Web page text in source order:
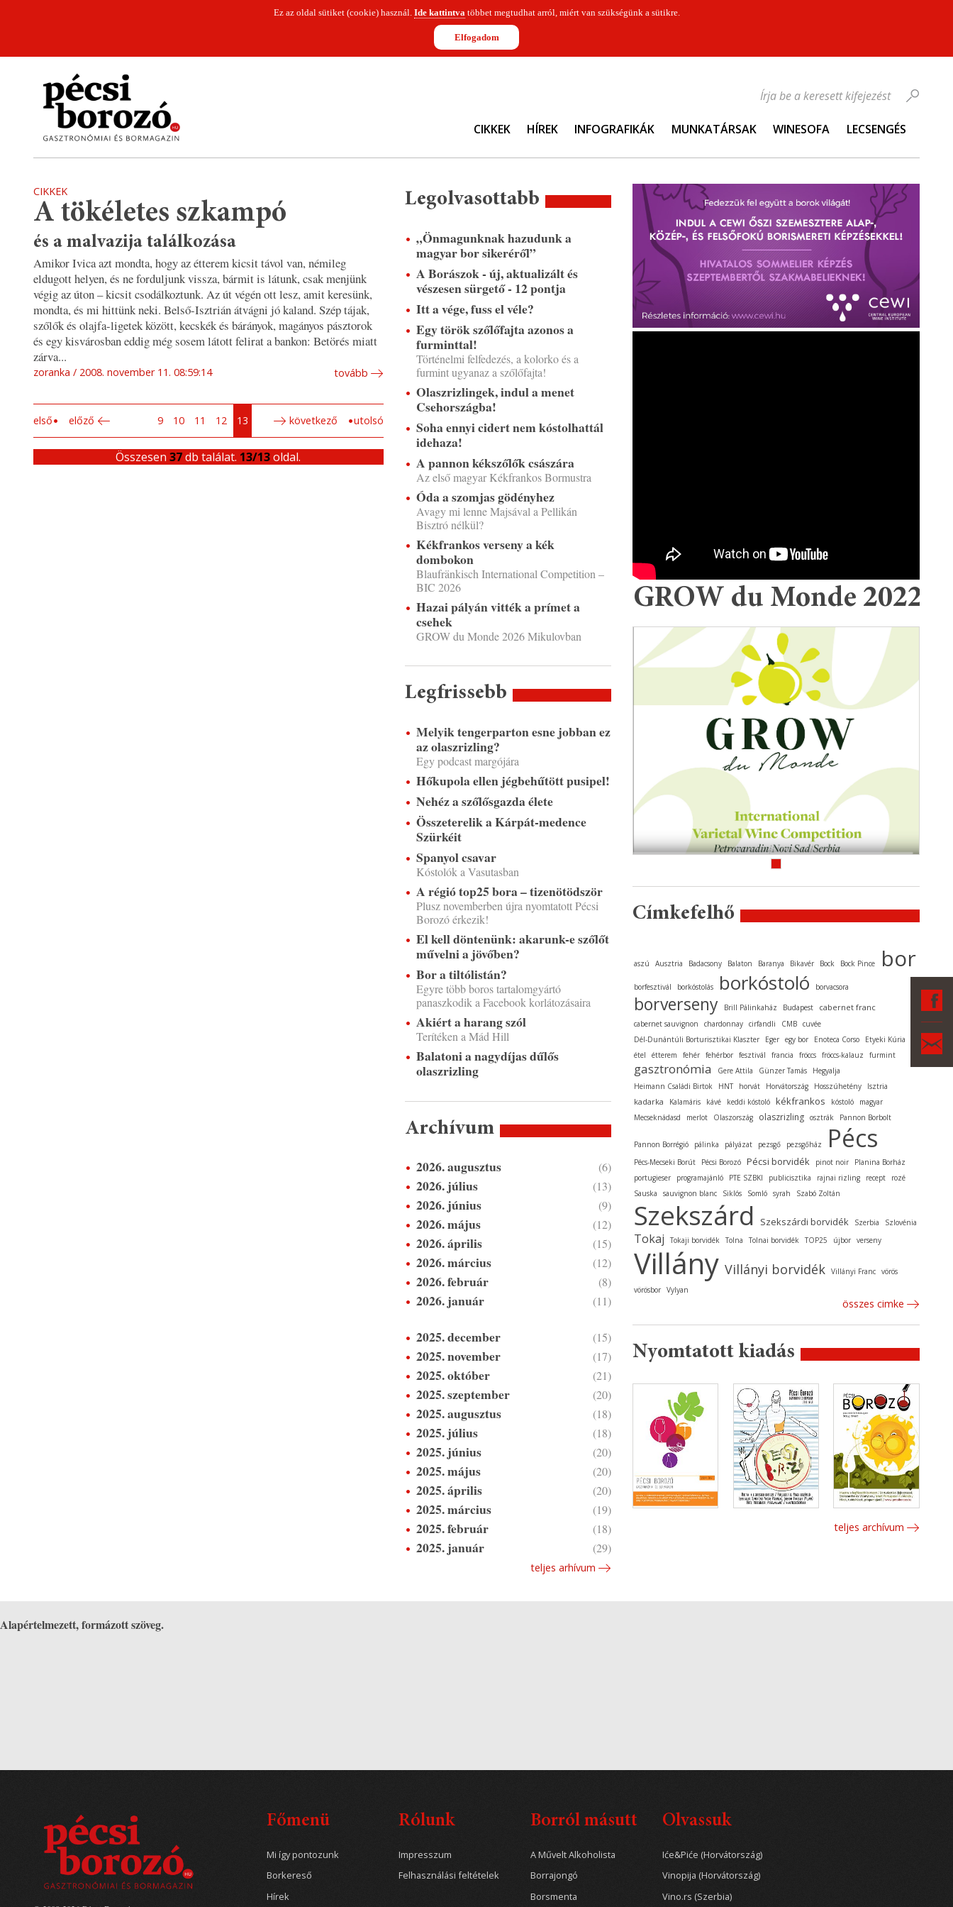
Ez az oldal sütiket (cookie) használ. Ide kattintvatöbbet megtudhat arról, miért van szükségünk a sütikre.
Elfogadom
CIKKEK HÍREK INFOGRAFIKÁK MUNKATÁRSAK WINESOFA LECSENGÉS
Írja be a keresett kifejezést
CIKKEK
A tökéletes szkampó
és a malvazija találkozása
Amikor Ivica azt mondta, hogy az étterem kicsit távol van, némileg
eldugott helyen, és ne forduljunk vissza, bármit is látunk, csak menjünk
végig az úton – kicsit csodálkoztunk. Az út végén ott lesz, amit keresünk,
mondta, és mi hittünk neki. Belső-Isztrián átvágni jó kaland. Szép tájak,
szőlők és olajfa-ligetek között, kecskék és bárányok, magányos pásztorok
és egy kisvárosban eddig még sosem látott felirat a bankon: Betörés miatt
zárva...
zoranka 2008. november 11. 08:59:14 tovább
első előző 9 10 11 12 13 következő utolsó
Összesen37db találat. 13/13oldal.
Legolvasottabb
„Önmagunknak hazudunk a
magyar bor sikeréről”
A Borászok - új, aktualizált és
vészesen sürgető - 12 pontja
Itt a vége, fuss el véle?
Egy török szőlőfajta azonos a
furminttal!
Történelmi felfedezés, a kolorko és a
furmint ugyanaz a szőlőfajta!
Olaszrizlingek, indul a menet
Csehországba!
Soha ennyi cidert nem kóstolhattál
idehaza!
A pannon kékszőlők császára
Az első magyar Kékfrankos Bormustra
Óda a szomjas gödényhez
Avagy mi lenne Majsával a Pellikán
Bisztró nélkül?
Kékfrankos verseny a kék
dombokon
Blaufränkisch International Competition –
BIC 2026
Hazai pályán vitték a prímet a
csehek
GROW du Monde 2026 Mikulovban
Legfrissebb
Melyik tengerparton esne jobban ez
az olaszrizling?
Egy podcast margójára
Hőkupola ellen jégbehűtött pusipel!
Nehéz a szőlősgazda élete
Összeterelik a Kárpát-medence
Szürkéit
Spanyol csavar
Kóstolók a Vasutasban
A régió top25 bora – tizenötödször
Plusz novemberben újra nyomtatott Pécsi
Borozó érkezik!
El kell döntenünk: akarunk-e szőlőt
művelni a jövőben?
Bor a tiltólistán?
Egyre több boros tartalomgyártó
panaszkodik a Facebook korlátozásaira
Akiért a harang szól
Terítéken a Mád Hill
Balatoni a nagydíjas dűlős
olaszrizling
Archívum
2026. augusztus (6)
2026. július (13)
2026. június (9)
2026. május (12)
2026. április (15)
2026. március (12)
2026. február (8)
2026. január (11)
2025. december (15)
2025. november (17)
2025. október (21)
2025. szeptember (20)
2025. augusztus (18)
2025. július (18)
2025. június (20)
2025. május (20)
2025. április (20)
2025. március (19)
2025. február (18)
2025. január (29)
teljes arhívum
GROW du Monde 2022
Címkefelhő
aszú Ausztria Badacsony Balaton Baranya Bikavér Bock Bock Pince bor
borfesztivál borkóstolás borkóstoló borvacsora
borverseny Brill Pálinkaház Budapest cabernet franc
cabernet sauvignon chardonnay cirfandli CMB cuvée
Dél-Dunántúli Borturisztikai Klaszter
Eger egy bor Enoteca Corso
Etyeki Kúria
étel
étterem fehér fehérbor fesztivál francia fröccs fröccs-kalauz furmint
gasztronómia Gere Attila Günzer Tamás
Hegyalja
Heimann Családi Birtok
HNT horvát Horvátország Hosszúhetény Isztria
kadarka Kalamáris kávé keddi kóstoló kékfrankos kóstoló
magyar
Mecseknádasd
merlot Olaszország olaszrizling osztrák Pannon Borbolt
Pannon Borrégió pálinka pályázat pezsgő pezsgőház Pécs
Pécs-Mecseki Borút Pécsi Borozó Pécsi borvidék pinot noir
Planina Borház
portugieser
programajánló PTE SZBKI publicisztika rajnai rizling recept
rozé
Sauska
sauvignon blanc Siklós Somló syrah Szabó Zoltán
Szekszárd Szekszárdi borvidék Szerbia Szlovénia
Tokaj Tokaji borvidék Tolna Tolnai borvidék TOP25 újbor verseny
Villány Villányi borvidék Villányi Franc vörös
vörösbor Vylyan
összes cimke
Nyomtatott kiadás
teljes archívum
Alapértelmezett, formázott szöveg.
Főmenü
Mi így pontozunk
Borkereső
Hírek
Rólunk
Impresszum
Felhasználási feltételek
Borról másutt
A Művelt Alkoholista
Borrajongó
Borsmenta
Olvassuk
Iće&Piće (Horvátország)
Vinopija (Horvátország)
Vino.rs (Szerbia)